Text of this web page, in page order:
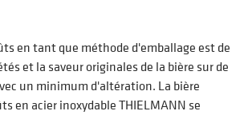
en tant que méthode d'emballage est de
et la saveur originales de la bière sur de
un minimum d'altération. La bière
en acier inoxydable THIELMANN se